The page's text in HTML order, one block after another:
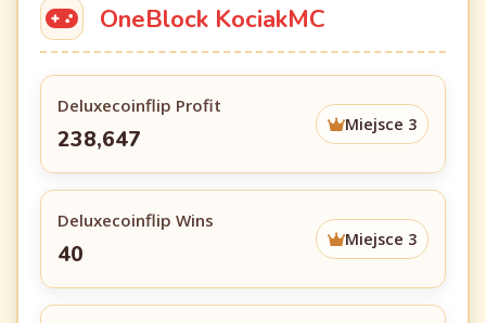
OneBlock KociakMC
Deluxecoinflip Profit
238,647
Miejsce 3
Deluxecoinflip Wins
40
Miejsce 3